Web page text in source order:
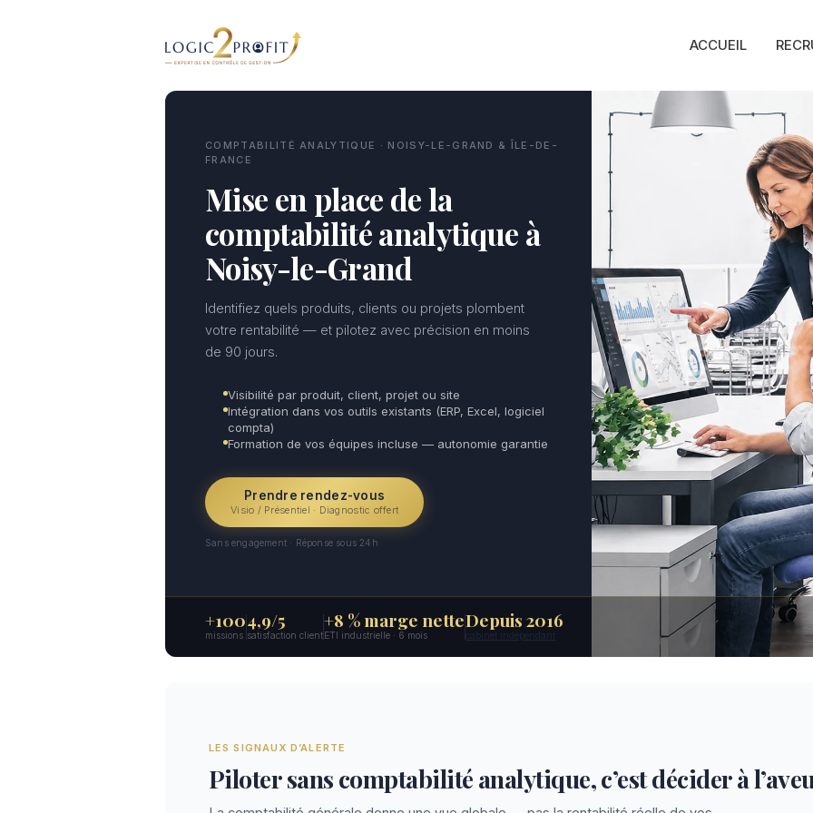
ACCUEIL
COMPTABILITÉ ANALYTIQUE · NOISY-LE-GRAND & ÎLE-DE-
FRANCE
Mise en place de la
comptabilité analytique à
Noisy-le-Grand
Identifiez quels produits, clients ou projets plombent
votre rentabilité — et pilotez avec précision en moins
de 90 jours.
Visibilité par produit, client, projet ou site
Intégration dans vos outils existants (ERP, Excel, logiciel
compta)
Formation de vos équipes incluse — autonomie garantie
Prendre rendez-vous
Visio / Présentiel · Diagnostic offert
Sans engagement · Réponse sous 24h
+100
missions
4,9/5
satisfaction client
+8 % marge nette
ETI industrielle · 6 mois
Depuis 2016
cabinet indépendant
LES SIGNAUX D’ALERTE
Piloter sans comptabilité analytique, c’est décider à